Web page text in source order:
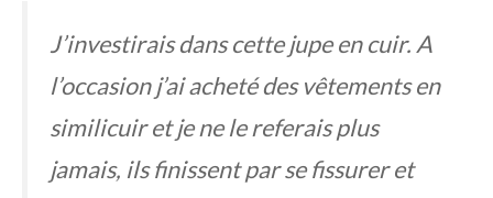
J’investirais dans cette jupe en cuir. A
l’occasion j’ai acheté des vêtements en
similicuir et je ne le referais plus
jamais, ils finissent par se fissurer et